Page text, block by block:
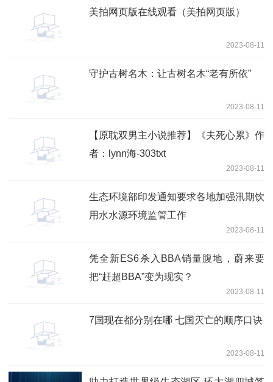
美拍网页版在线观看（美拍网页版）
2023-08-11
守护古树名木：让古树名木“老有所依”
2023-08-11
【原耽双男主小说推荐】《夫死心累》作
者：lynn海-303txt
2023-08-11
生态环境部印发通知要求各地加强汛期饮
用水水源环境监管工作
2023-08-11
凭全新ES6杀入BBA销量腹地，蔚来要
把“赶超BBA”变为现实？
2023-08-11
7国现在都分别在哪 七国灭亡的顺序口诀
2023-08-11